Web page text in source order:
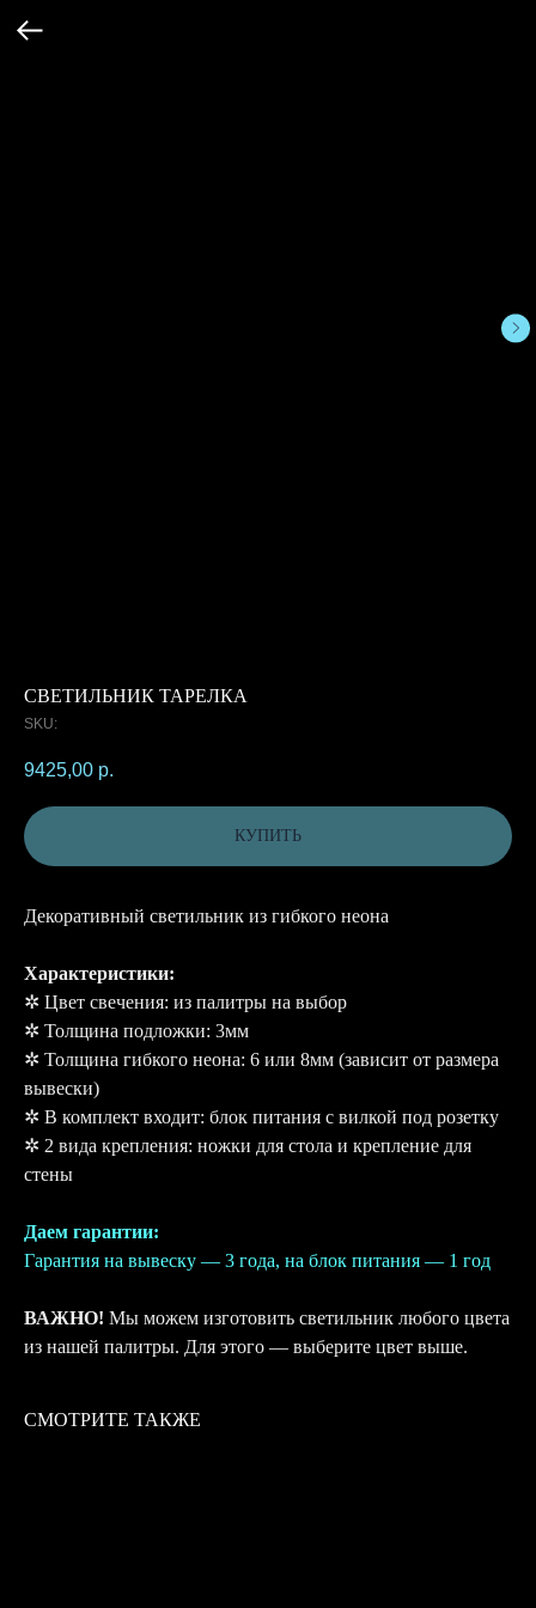
СВЕТИЛЬНИК ТАРЕЛКА
SKU:
9425,00 р.
КУПИТЬ
Декоративный светильник из гибкого неона
Характеристики:
✲ Цвет свечения: из палитры на выбор
✲ Толщина подложки: 3мм
✲ Толщина гибкого неона: 6 или 8мм (зависит от размера
вывески)
✲ В комплект входит: блок питания с вилкой под розетку
✲ 2 вида крепления: ножки для стола и крепление для
стены
Даем гарантии:
Гарантия на вывеску — 3 года, на блок питания — 1 год
ВАЖНО! Мы можем изготовить светильник любого цвета
из нашей палитры. Для этого — выберите цвет выше.
СМОТРИТЕ ТАКЖЕ